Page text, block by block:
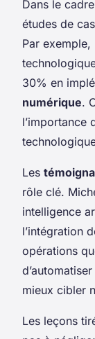
Dans le
études de
Par
30% en
numérique.
l’importance
Les
rôle clé.
intelligence
l’intégration
opérations
mieux cibler
Les leçons